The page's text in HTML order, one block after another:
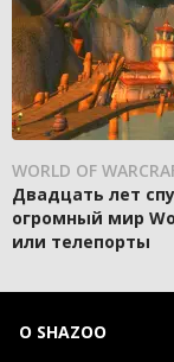
WORLD OF
Двадцать лет
огромный мир
или телепорты
О SHAZOO